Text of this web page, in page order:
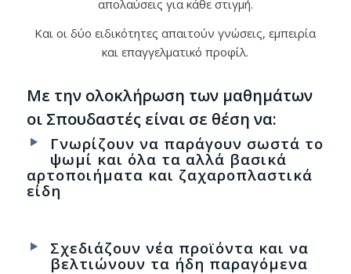
απολαύσεις για κάθε στιγμή.
Και οι δύο ειδικότητες απαιτούν γνώσεις, εμπειρία
και επαγγελματικό προφίλ.
Με την ολοκλήρωση των μαθημάτων
οι Σπουδαστές είναι σε θέση να:
Γνωρίζουν να παράγουν σωστά το
ψωμί και όλα τα αλλά βασικά
αρτοποιήματα και ζαχαροπλαστικά
είδη
Σχεδιάζουν νέα προϊόντα και να
βελτιώνουν τα ήδη παραγόμενα